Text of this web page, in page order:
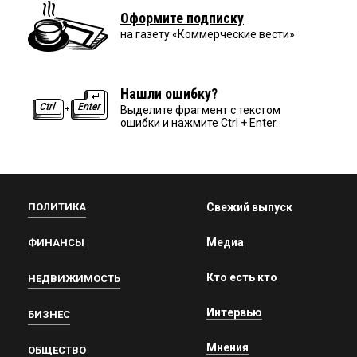
Оформите подписку
на газету «Коммерческие вести»
Нашли ошибку?
Выделите фрагмент с текстом
ошибки и нажмите Ctrl + Enter.
ПОЛИТИКА
ФИНАНСЫ
НЕДВИЖИМОСТЬ
БИЗНЕС
ОБЩЕСТВО
Свежий выпуск
Медиа
Кто есть кто
Интервью
Мнения